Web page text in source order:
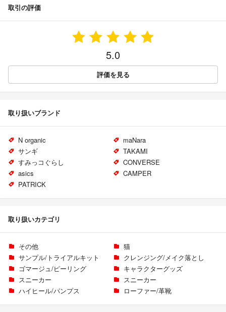
取引の評価
5.0
評価を見る
取り扱いブランド
N organic
maNara
サンギ
TAKAMI
すみっコぐらし
CONVERSE
asics
CAMPER
PATRICK
取り扱いカテゴリ
その他
猫
サンプル/トライアルキット
クレンジング/メイク落とし
ゴマージュ/ピーリング
キャラクターグッズ
スニーカー
スニーカー
ハイヒール/パンプス
ローファー/革靴